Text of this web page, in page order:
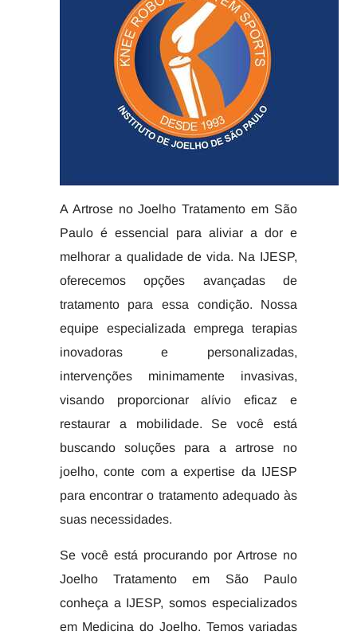
A Artrose no Joelho Tratamento em São
Paulo é essencial para aliviar a dor e
melhorar a qualidade de vida. Na IJESP,
oferecemos opções avançadas de
tratamento para essa condição. Nossa
equipe especializada emprega terapias
inovadoras e personalizadas,
intervenções minimamente invasivas,
visando proporcionar alívio eficaz e
restaurar a mobilidade. Se você está
buscando soluções para a artrose no
joelho, conte com a expertise da IJESP
para encontrar o tratamento adequado às
suas necessidades.
Se você está procurando por Artrose no
Joelho Tratamento em São Paulo
conheça a IJESP, somos especializados
em Medicina do Joelho. Temos variadas